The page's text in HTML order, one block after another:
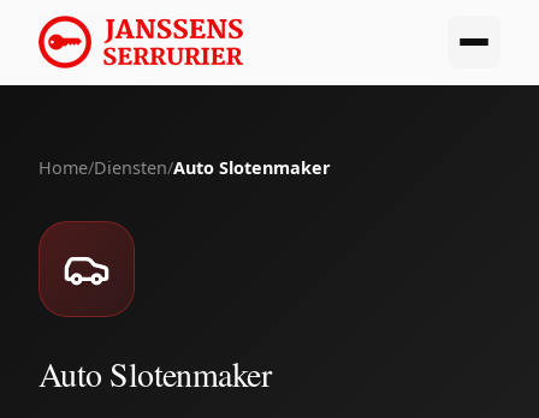
Home/Diensten/Auto Slotenmaker
Auto Slotenmaker